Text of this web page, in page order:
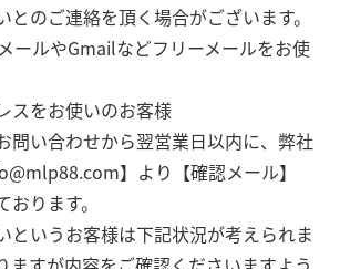
とのご連絡を頂く場合がございます。
ールやGmailなどフリーメールをお使
スをお使いのお客様
問い合わせから翌営業日以内に、弊社
】より【確認メール】
ります。
というお客様は下記状況が考えられま